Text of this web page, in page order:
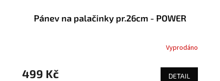
Pánev na palačinky pr.26cm - POWER
Vyprodáno
499 Kč DETAIL